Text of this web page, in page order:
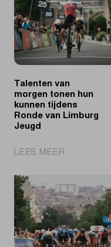
Talenten van
morgen tonen hun
kunnen tijdens
Ronde van Limburg
Jeugd
LEES MEER
morgen
tonen
hun
kunnen
tijdens